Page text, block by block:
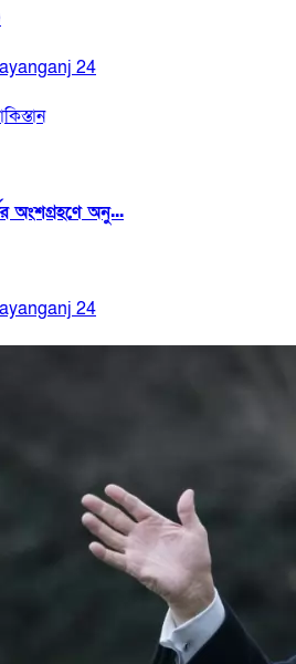
24
অংশগ্রহণে অনু...
24